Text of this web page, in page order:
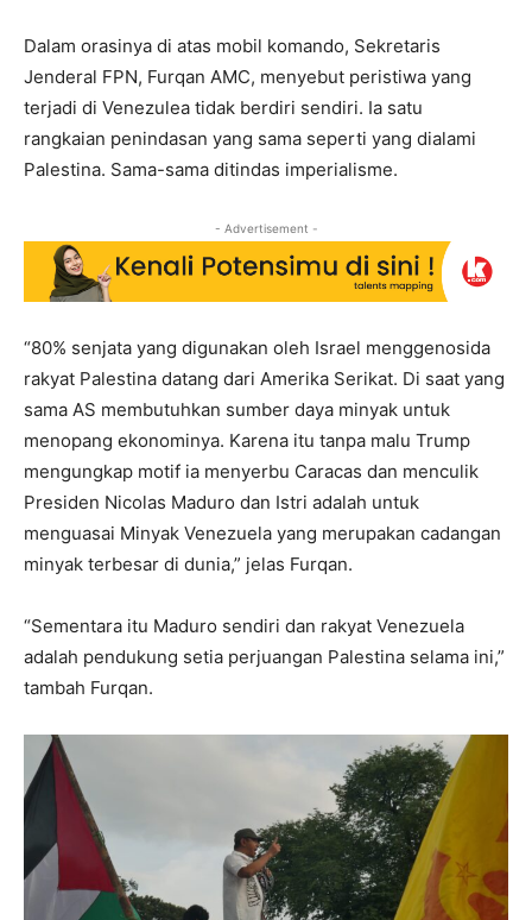
Dalam orasinya di atas mobil komando, Sekretaris
Jenderal FPN, Furqan AMC, menyebut peristiwa yang
terjadi di Venezulea tidak berdiri sendiri. Ia satu
rangkaian penindasan yang sama seperti yang dialami
Palestina. Sama-sama ditindas imperialisme.
- Advertisement -
“80% senjata yang digunakan oleh Israel menggenosida
rakyat Palestina datang dari Amerika Serikat. Di saat yang
sama AS membutuhkan sumber daya minyak untuk
menopang ekonominya. Karena itu tanpa malu Trump
mengungkap motif ia menyerbu Caracas dan menculik
Presiden Nicolas Maduro dan Istri adalah untuk
menguasai Minyak Venezuela yang merupakan cadangan
minyak terbesar di dunia,” jelas Furqan.
“Sementara itu Maduro sendiri dan rakyat Venezuela
adalah pendukung setia perjuangan Palestina selama ini,”
tambah Furqan.